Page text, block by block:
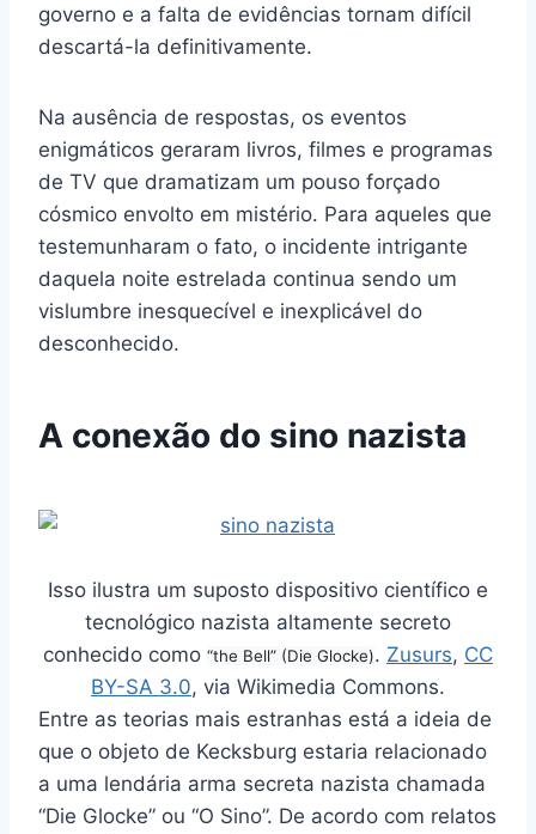
governo e a falta de evidências tornam difícil
descartá-la definitivamente.
Na ausência de respostas, os eventos
enigmáticos geraram livros, filmes e programas
de TV que dramatizam um pouso forçado
cósmico envolto em mistério. Para aqueles que
testemunharam o fato, o incidente intrigante
daquela noite estrelada continua sendo um
vislumbre inesquecível e inexplicável do
desconhecido.
A conexão do sino nazista
Isso ilustra um suposto dispositivo científico e
tecnológico nazista altamente secreto
conhecido como “the Bell” (Die Glocke). Zusurs, CC
BY-SA 3.0, via Wikimedia Commons.
Entre as teorias mais estranhas está a ideia de
que o objeto de Kecksburg estaria relacionado
a uma lendária arma secreta nazista chamada
“Die Glocke” ou “O Sino”. De acordo com relatos